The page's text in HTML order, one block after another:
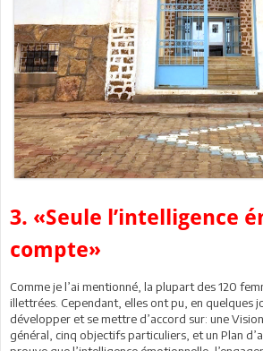
3. «Seule l’intelligence
compte»
Comme je l’ai mentionné, la plupart des 120
illettrées. Cependant, elles ont pu, en quelques
développer et se mettre d’accord sur: une
général, cinq objectifs particuliers, et un Plan